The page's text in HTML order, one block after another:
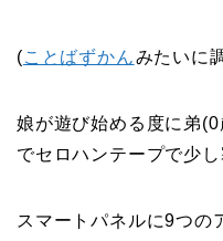
(ことばずかんみたいに
娘が遊び始める度に弟
でセロハンテープで少
スマートパネルに9つの